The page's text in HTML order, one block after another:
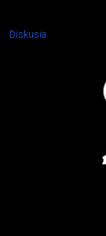
Diskusia